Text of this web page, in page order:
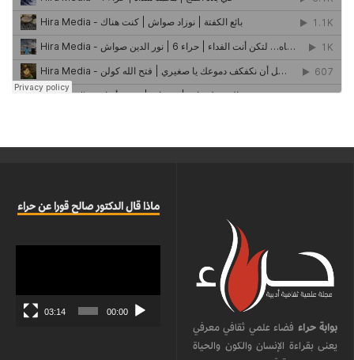
بوابة حراء فضاء علمي ثقافي معرفي
يعنى بقراءة الإنسان والكون والحياة
ماذا قال الدكتور صالح قورا عن حراء
00:00
03:14